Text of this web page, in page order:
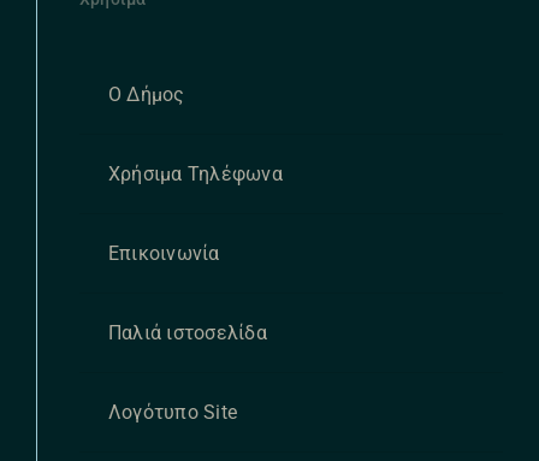
Ο Δήμος
Χρήσιμα Τηλέφωνα
Επικοινωνία
Παλιά ιστοσελίδα
Λογότυπο Site